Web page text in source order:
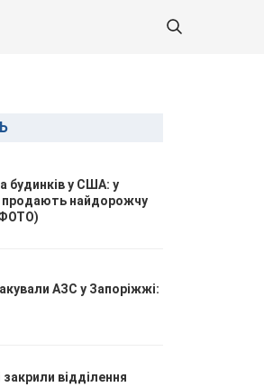
будинків у США: у
продають найдорожчу
АЗС у Запоріжжі:
відділення